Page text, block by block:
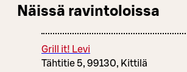
Näissä ravintoloissa
Grill it! Levi
Tähtitie 5, 99130, Kittilä